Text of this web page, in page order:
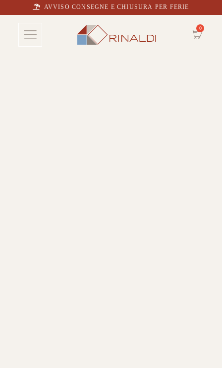
AVVISO CONSEGNE E CHIUSURA PER FERIE